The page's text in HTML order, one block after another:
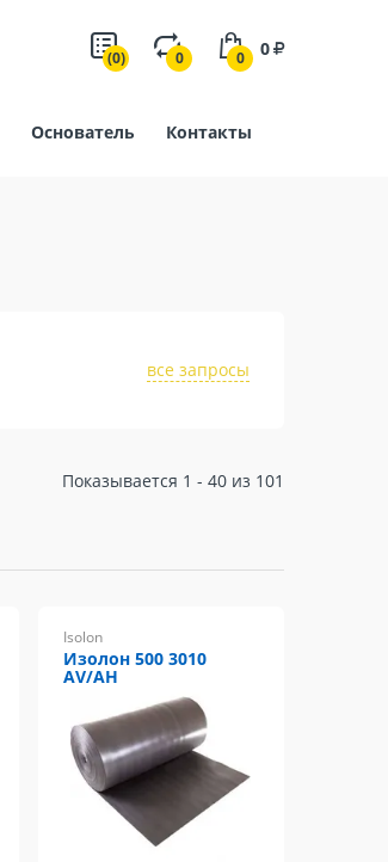
(0) 0 0 0
Основатель Контакты
все запросы
Показывается 1 - 40 из 101
Isolon
Изолон 500 3010
AV/AH